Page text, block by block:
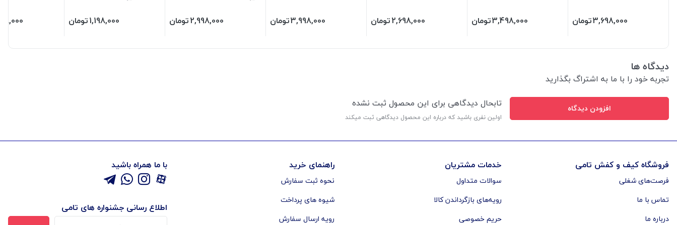
3,698,000تومان 3,498,000تومان 2,698,000تومان 3,998,000تومان 2,998,000تومان 1,198,000تومان
دیدگاه ها
تجربه خود را با ما به اشتراگ بگذارید
افزودن دیدگاه تابحال دیدگاهی برای این محصول ثبت نشده
اولین نفری باشید که درباره این محصول دیدگاهی ثبت میکند
فروشگاه کیف و کفش تامی
فرصت‌های شغلی
تماس با ما
درباره ما
خدمات مشتریان
سوالات متداول
رویه‌های بازگرداندن کالا
حریم خصوصی
راهنمای خرید
نحوه ثبت سفارش
شیوه های پرداخت
رویه ارسال سفارش
با ما همراه باشید
اطلاع رسانی جشنواره های تامی